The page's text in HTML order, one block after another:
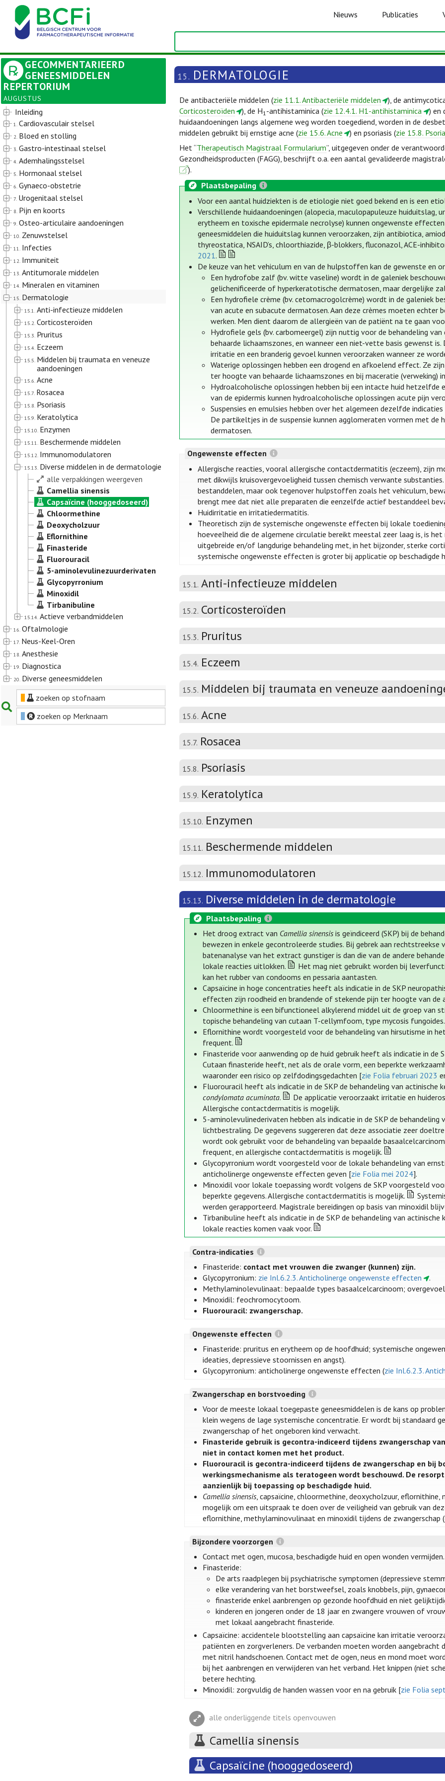
Nieuws Publicaties
GECOMMENTARIEERD
GENEESMIDDELEN
REPERTORIUM
AUGUSTUS
Inleiding
1. Cardiovasculair stelsel
2. Bloed en stolling
3. Gastro-intestinaal stelsel
4. Ademhalingsstelsel
5. Hormonaal stelsel
6. Gynaeco-obstetrie
7. Urogenitaal stelsel
8. Pijn en koorts
9. Osteo-articulaire aandoeningen
10. Zenuwstelsel
11. Infecties
12. Immuniteit
13. Antitumorale middelen
14. Mineralen en vitaminen
15. Dermatologie
15.1. Anti-infectieuze middelen
15.2. Corticosteroïden
15.3. Pruritus
15.4. Eczeem
15.5. Middelen bij traumata en veneuze
aandoeningen
15.6. Acne
15.7. Rosacea
15.8. Psoriasis
15.9. Keratolytica
15.10. Enzymen
15.11. Beschermende middelen
15.12. Immunomodulatoren
15.13. Diverse middelen in de dermatologie
alle verpakkingen weergeven
Camellia sinensis
Capsaïcine (hooggedoseerd)
Chloormethine
Deoxycholzuur
Eflornithine
Finasteride
Fluorouracil
5-aminolevulinezuurderivaten
Glycopyrronium
Minoxidil
Tirbanibuline
15.14. Actieve verbandmiddelen
16. Oftalmologie
17. Neus-Keel-Oren
18. Anesthesie
19. Diagnostica
20. Diverse geneesmiddelen
zoeken op stofnaam
zoeken op Merknaam
15. DERMATOLOGIE
De antibacteriële middelen (zie 11.1. Antibacteriële middelen
), de
Corticosteroïden
), de H1-antihistaminica (zie 12.4.1. H1-antihistaminica
) en
huidaandoeningen langs algemene weg worden toegediend, worden in de
middelen gebruikt bij ernstige acne (zie 15.6. Acne ) en psoriasis (zie 15.8.
Het “Therapeutisch Magistraal Formularium”, uitgegeven onder de
Gezondheidsproducten (FAGG), beschrijft o.a. een aantal gevalideerde
).
Plaatsbepaling
Voor een aantal huidziekten is de etiologie niet goed bekend en is een
Verschillende huidaandoeningen (alopecia, maculopapuleuze
erytheem en toxische epidermale necrolyse) kunnen ongewenste
geneesmiddelen die huiduitslag kunnen veroorzaken, zijn antibiotica,
thyreostatica, NSAID’s, chloorthiazide, β-blokkers, fluconazol, ACE-
2021.
De keuze van het vehiculum en van de hulpstoffen kan de gewenste en
Een hydrofobe zalf (bv. witte vaseline) wordt in de galeniek
gelichenificeerde of hyperkeratotische dermatosen, maar dergelijke
Een hydrofiele crème (bv. cetomacrogolcrème) wordt in de galeniek
van acute en subacute dermatosen. Aan deze crèmes moeten echter
werken. Men dient daarom de allergieën van de patiënt na te gaan
Hydrofiele gels (bv. carbomeergel) zijn nuttig voor de behandeling
behaarde lichaamszones, en wanneer een niet-vette basis gewenst
irritatie en een branderig gevoel kunnen veroorzaken wanneer ze
Waterige oplossingen hebben een drogend en afkoelend effect. Ze
ter hoogte van behaarde lichaamszones en bij maceratie (verweking)
Hydroalcoholische oplossingen hebben bij een intacte huid
van de epidermis kunnen hydroalcoholische oplossingen acute pijn
Suspensies en emulsies hebben over het algemeen dezelfde
De partikeltjes in de suspensie kunnen agglomeraten vormen met
dermatosen.
Ongewenste effecten
Allergische reacties, vooral allergische contactdermatitis (eczeem), zijn
met dikwijls kruisovergevoeligheid tussen chemisch verwante
bestanddelen, maar ook tegenover hulpstoffen zoals het vehiculum,
brengt mee dat niet alle preparaten die eenzelfde actief bestanddeel
Huidirritatie en irritatiedermatitis.
Theoretisch zijn de systemische ongewenste effecten bij lokale
hoeveelheid die de algemene circulatie bereikt meestal zeer laag is, is
uitgebreide en/of langdurige behandeling met, in het bijzonder, sterke
systemische ongewenste effecten is groter bij applicatie op beschadigde
15.1. Anti-infectieuze middelen
15.2. Corticosteroïden
15.3. Pruritus
15.4. Eczeem
15.5. Middelen bij traumata en veneuze
15.6. Acne
15.7. Rosacea
15.8. Psoriasis
15.9. Keratolytica
15.10. Enzymen
15.11. Beschermende middelen
15.12. Immunomodulatoren
15.13. Diverse middelen in de dermatologie
Plaatsbepaling
Het droog extract van Camellia sinensis is geïndiceerd (SKP) bij de
bewezen in enkele gecontroleerde studies. Bij gebrek aan
batenanalyse van het extract gunstiger is dan die van de andere
lokale reacties uitlokken.
Het mag niet gebruikt worden bij
kan het rubber van condooms en pessaria aantasten.
Capsaïcine in hoge concentraties heeft als indicatie in de SKP
effecten zijn roodheid en brandende of stekende pijn ter hoogte van de
Chloormethine is een bifunctioneel alkylerend middel uit de groep van
topische behandeling van cutaan T-cellymfoom, type mycosis fungoides.
Eflornithine wordt voorgesteld voor de behandeling van hirsutisme in
frequent.
Finasteride voor aanwending op de huid gebruik heeft als indicatie in de
Cutaan finasteride heeft, net als de orale vorm, een beperkte
waaronder een risico op zelfdodingsgedachten [zie Folia februari 2023
Fluorouracil heeft als indicatie in de SKP de behandeling van actinische
condylomata acuminata.
De applicatie veroorzaakt irritatie en
Allergische contactdermatitis is mogelijk.
5-aminolevulinederivaten hebben als indicatie in de SKP de
lichtbestraling. De gegevens suggereren dat deze associatie zeer
wordt ook gebruikt voor de behandeling van bepaalde
frequent, en allergische contactdermatitis is mogelijk.
Glycopyrronium wordt voorgesteld voor de lokale behandeling van
anticholinerge ongewenste effecten geven [zie Folia mei 2024].
Minoxidil voor lokale toepassing wordt volgens de SKP voorgesteld
beperkte gegevens. Allergische contactdermatitis is mogelijk.
werden gerapporteerd. Magistrale bereidingen op basis van minoxidil
Tirbanibuline heeft als indicatie in de SKP de behandeling van
lokale reacties komen vaak voor.
Contra-indicaties
Finasteride: contact met vrouwen die zwanger (kunnen) zijn.
Glycopyrronium: zie Inl.6.2.3. Anticholinerge ongewenste effecten
.
Methylaminolevulinaat: bepaalde types basaalcelcarcinoom;
Minoxidil: feochromocytoom.
Fluorouracil: zwangerschap.
Ongewenste effecten
Finasteride: pruritus en erytheem op de hoofdhuid; systemische
ideaties, depressieve stoornissen en angst).
Glycopyrronium: anticholinerge ongewenste effecten (zie Inl.6.2.3.
Zwangerschap en borstvoeding
Voor de meeste lokaal toegepaste geneesmiddelen is de kans op
klein wegens de lage systemische concentratie. Er wordt bij standaard
zwangerschap of het ongeboren kind verwacht.
Finasteride gebruik is gecontra-indiceerd tijdens zwangerschap
niet in contact komen met het product.
Fluorouracil is gecontra-indiceerd tijdens de zwangerschap en bij
werkingsmechanisme als teratogeen wordt beschouwd. De
aanzienlijk bij toepassing op beschadigde huid.
Camellia sinensis, capsaïcine, chloormethine, deoxycholzuur,
mogelijk om een uitspraak te doen over de veiligheid van gebruik van
eflornithine, methylaminovulinaat en minoxidil tijdens de zwangerschap
Bijzondere voorzorgen
Contact met ogen, mucosa, beschadigde huid en open wonden vermijden.
Finasteride:
De arts raadplegen bij psychiatrische symptomen (depressieve
elke verandering van het borstweefsel, zoals knobbels, pijn,
finasteride enkel aanbrengen op gezonde hoofdhuid en niet
kinderen en jongeren onder de 18 jaar en zwangere vrouwen of
met lokaal aangebracht finasteride.
Capsaïcine: accidentele blootstelling aan capsaïcine kan irritatie
patiënten en zorgverleners. De verbanden moeten worden
met nitril handschoenen. Contact met de ogen, neus en mond moet
bij het aanbrengen en verwijderen van het verband. Het knippen (niet
betere hechting.
Minoxidil: zorgvuldig de handen wassen voor en na gebruik [zie Folia
alle onderliggende titels openvouwen
Camellia sinensis
Capsaïcine (hooggedoseerd)